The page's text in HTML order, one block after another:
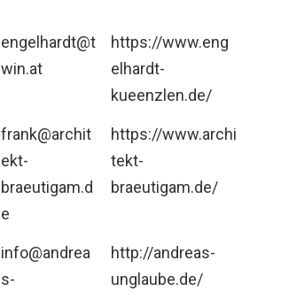
engelhardt@t
win.at
https://www.eng
elhardt-
kueenzlen.de/
frank@archit
ekt-
braeutigam.d
e
https://www.archi
tekt-
braeutigam.de/
info@andrea
s-
http://andreas-
unglaube.de/